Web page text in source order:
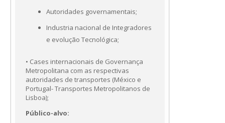
Autoridades governamentais;
Industria nacional de Integradores
e evolução Tecnológica;
• Cases internacionais de Governança
Metropolitana com as respectivas
autoridades de transportes (México e
Portugal- Transportes Metropolitanos de
Lisboa);
Público-alvo: